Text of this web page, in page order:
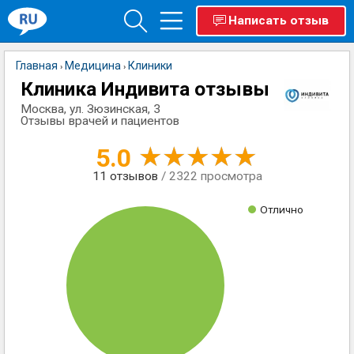
Написать отзыв
Главная › Медицина › Клиники
Клиника Индивита отзывы
Москва, ул. Зюзинская, 3
Отзывы врачей и пациентов
5.0
11 отзывов / 2322 просмотра
Отлично